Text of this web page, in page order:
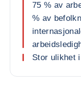
75 % av
% av
Stor ulikhet